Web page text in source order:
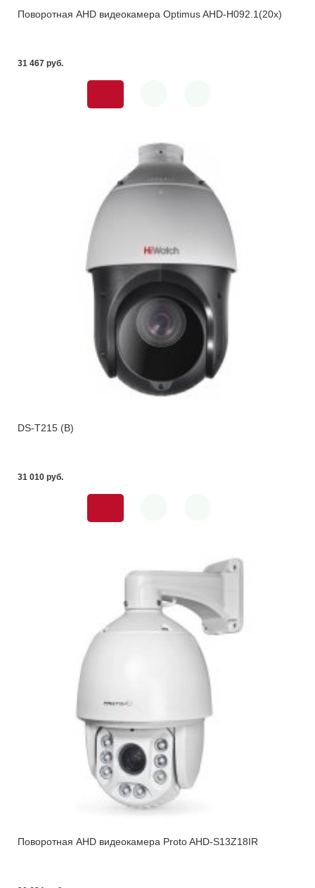
Поворотная AHD видеокамера Optimus AHD-H092.1(20x)
31 467 pуб.
DS-T215 (B)
31 010 pуб.
Поворотная AHD видеокамера Proto AHD-S13Z18IR